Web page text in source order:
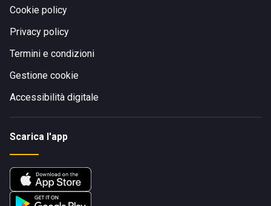
Cookie policy
Privacy policy
Termini e condizioni
Gestione cookie
Accessibilità digitale
Scarica l'app